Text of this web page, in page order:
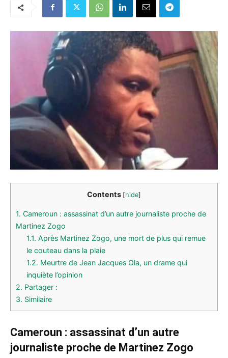
Contents [hide]
1. Cameroun : assassinat d’un autre journaliste proche de
Martinez Zogo
1.1. Après Martinez Zogo, une mort de plus qui remue
le couteau dans la plaie
1.2. Meurtre de Jean Jacques Ola, un drame qui
inquiète l’opinion
2. Partager :
3. Similaire
Cameroun : assassinat d’un autre
journaliste proche de Martinez Zogo